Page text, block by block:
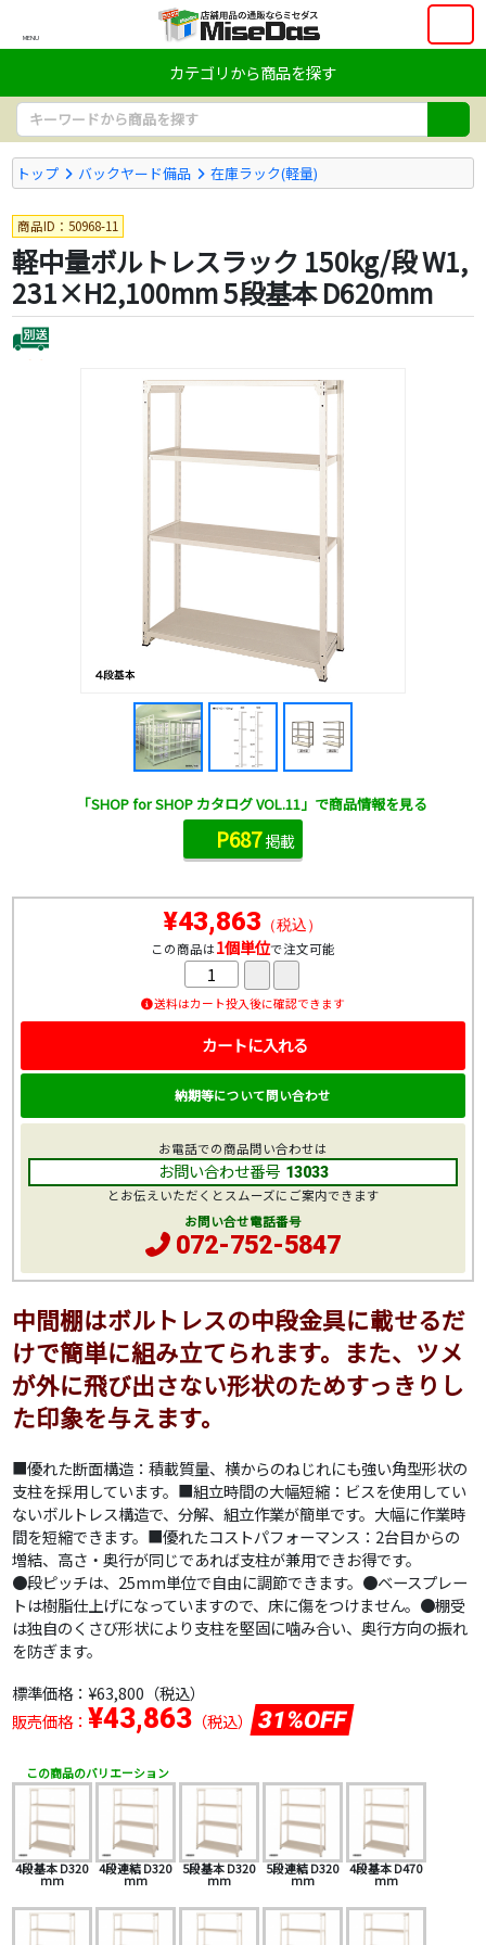
MENU
カテゴリから商品を探す
トップ バックヤード備品 在庫ラック(軽量)
商品ID：50968-11
軽中量ボルトレスラック 150kg/段 W1,
231×H2,100mm 5段基本 D620mm
中間棚はボルトレスの中段金具に載せるだ
けで簡単に組み立てられます。また、ツメ
が外に飛び出さない形状のためすっきりし
た印象を与えます。
■優れた断面構造：積載質量、横からのねじれにも強い角型形状の
支柱を採用しています。■組立時間の大幅短縮：ビスを使用してい
ないボルトレス構造で、分解、組立作業が簡単です。大幅に作業時
間を短縮できます。■優れたコストパフォーマンス：2台目からの
増結、高さ・奥行が同じであれば支柱が兼用できお得です。
●段ピッチは、25mm単位で自由に調節できます。●ベースプレー
トは樹脂仕上げになっていますので、床に傷をつけません。●棚受
は独自のくさび形状により支柱を堅固に噛み合い、奥行方向の振れ
を防ぎます。
標準価格： ¥63,800 （税込）
販売価格： ¥43,863（税込） 31%OFF
この商品のバリエーション
4段基本 D320
mm
4段連結 D320
mm
5段基本 D320
mm
5段連結 D320
mm
4段基本 D470
mm
¥43,863 （税込）
この商品は1個単位で注文可能
送料はカート投入後に確認できます
カートに入れる
納期等について問い合わせ
お電話での商品問い合わせは
お問い合わせ番号 13033
とお伝えいただくとスムーズにご案内できます
お問い合せ電話番号
072-752-5847
「SHOP for SHOP カタログ VOL.11」で商品情報を見る
P687掲載